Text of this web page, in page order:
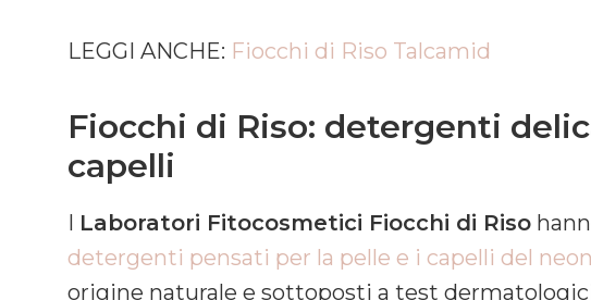
LEGGI ANCHE: Fiocchi di Riso Talcamid
Fiocchi di Riso: detergenti
capelli
I Laboratori Fitocosmetici Fiocchi di Riso
detergenti pensati per la pelle e i capelli del
origine naturale e sottoposti a test